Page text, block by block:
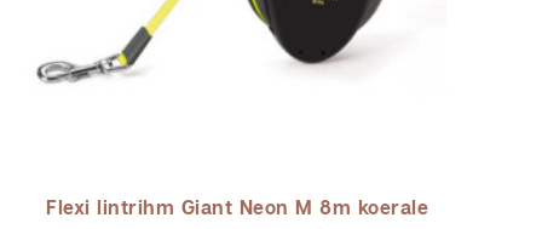
Flexi lintrihm Giant Neon M 8m koerale